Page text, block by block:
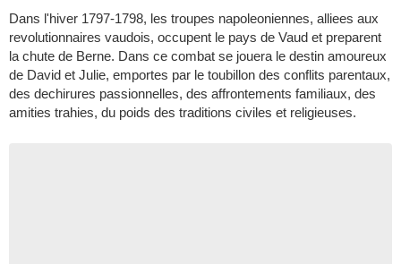
Dans l'hiver 1797-1798, les troupes napoleoniennes, alliees aux
revolutionnaires vaudois, occupent le pays de Vaud et preparent
la chute de Berne. Dans ce combat se jouera le destin amoureux
de David et Julie, emportes par le toubillon des conflits parentaux,
des dechirures passionnelles, des affrontements familiaux, des
amities trahies, du poids des traditions civiles et religieuses.